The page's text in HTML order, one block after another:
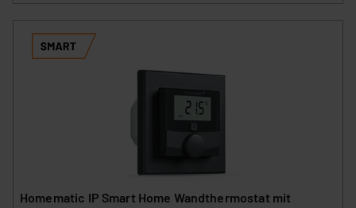
Homematic IP Smart Home Wandthermostat mit